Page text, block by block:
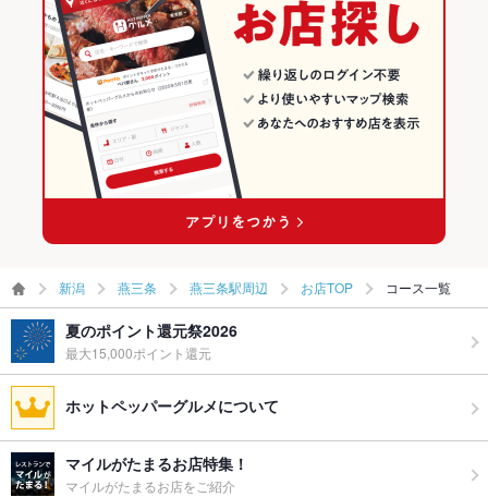
燕三条駅周辺のグルメランキング
燕三条駅周辺の居酒屋ランキング
新潟 燕三条 燕三条駅周辺 お店TOP コース一覧
夏のポイント還元祭2026
最大15,000ポイント還元
ホットペッパーグルメについて
マイルがたまるお店特集！
マイルがたまるお店をご紹介